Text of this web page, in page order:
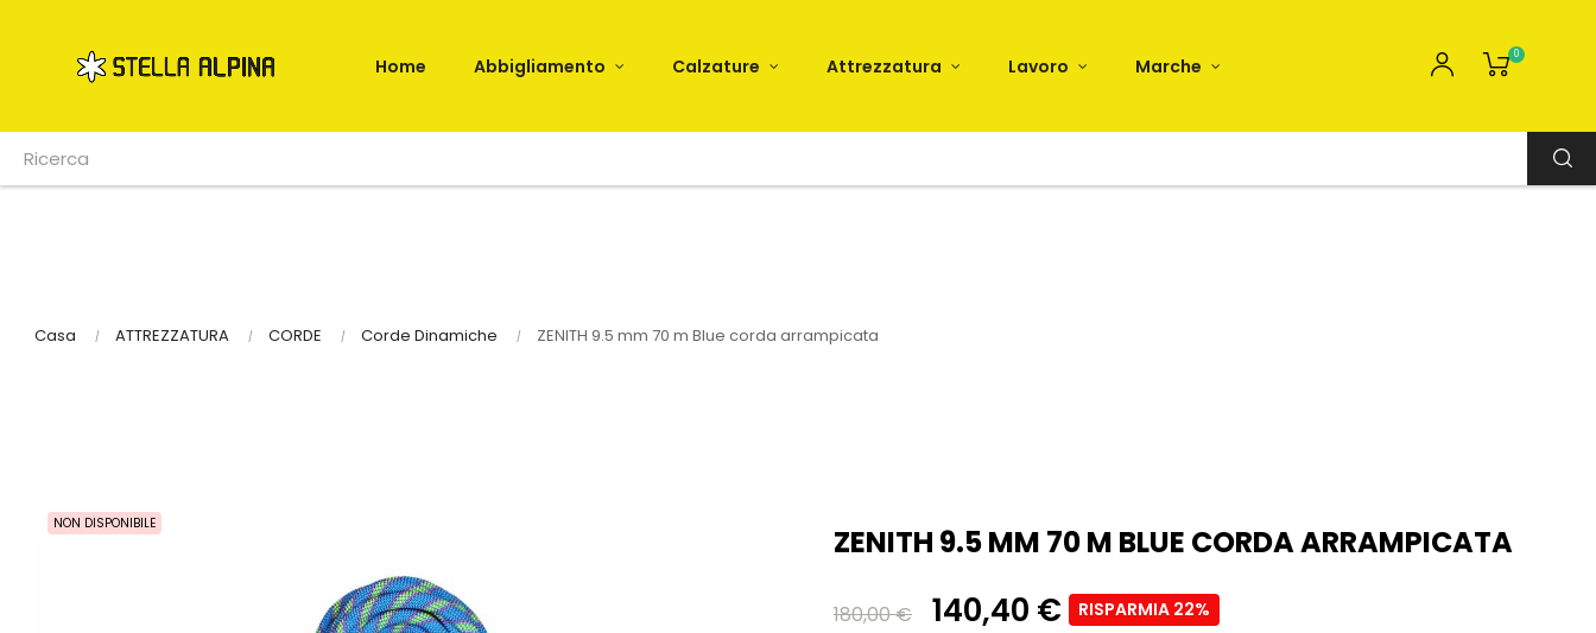
Home Abbigliamento Calzature Attrezzatura Lavoro Marche
0
Casa ATTREZZATURA CORDE Corde Dinamiche ZENITH 9.5 mm 70 m Blue corda arrampicata
NON DISPONIBILE ZENITH 9.5 MM 70 M BLUE CORDA ARRAMPICATA
180,00 € 140,40 € RISPARMIA 22%